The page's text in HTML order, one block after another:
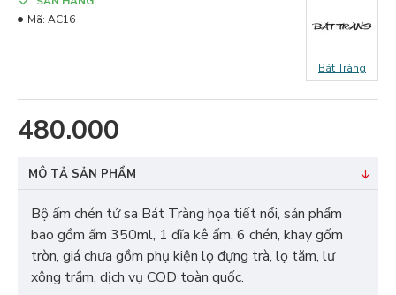
480.000
Mã: AC16
Bát Tràng
MÔ TẢ SẢN PHẨM
Bộ ấm chén tử sa Bát Tràng họa tiết nổi, sản phẩm
bao gồm ấm 350ml, 1 đĩa kê ấm, 6 chén, khay gốm
tròn, giá chưa gồm phụ kiện lọ đựng trà, lọ tăm, lư
xông trầm, dịch vụ COD toàn quốc.